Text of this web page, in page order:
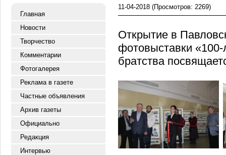
Главная
Новости
Творчество
Комментарии
Фотогалерея
Реклама в газете
Частные объявления
Архив газеты
Официально
Редакция
Интервью
11-04-2018 (Просмотров: 2269)
Открытие в
фотовыставки
братства